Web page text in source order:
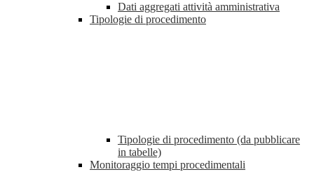
Dati aggregati attività amministrativa
Tipologie di procedimento
Tipologie di procedimento (da pubblicare
in tabelle)
Monitoraggio tempi procedimentali